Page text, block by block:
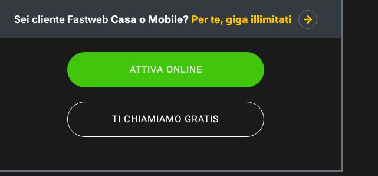
Sei cliente Fastweb Casa o Mobile? Per te, giga illimitati
ATTIVA ONLINE
TI CHIAMIAMO GRATIS